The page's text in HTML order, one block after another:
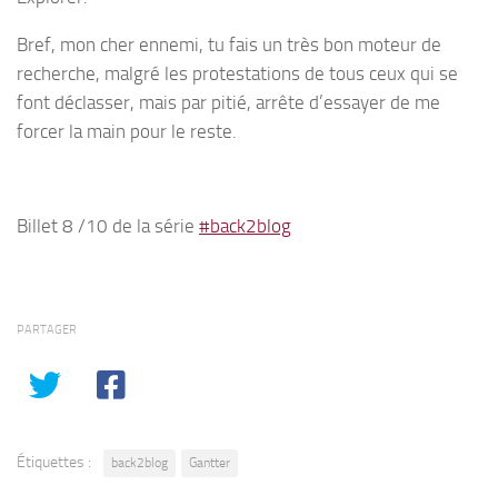
Bref, mon cher ennemi, tu fais un très bon moteur de
recherche, malgré les protestations de tous ceux qui se
font déclasser, mais par pitié, arrête d’essayer de me
forcer la main pour le reste.
Billet 8 /10 de la série #back2blog
PARTAGER
Étiquettes : back2blog Gantter